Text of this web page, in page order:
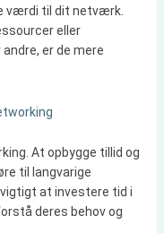
værdi til dit netværk.
eller
er de mere
At opbygge tillid og
til langvarige
at investere tid i
deres behov og